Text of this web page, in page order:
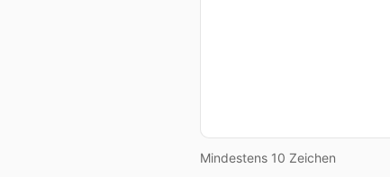
Mindestens 10 Zeichen